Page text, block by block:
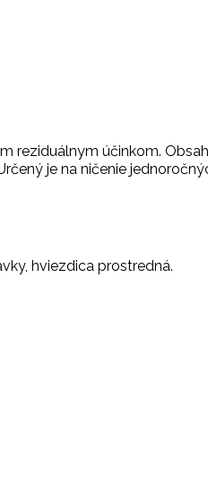
účinkom.
je na ničenie
hviezdica prostredná.